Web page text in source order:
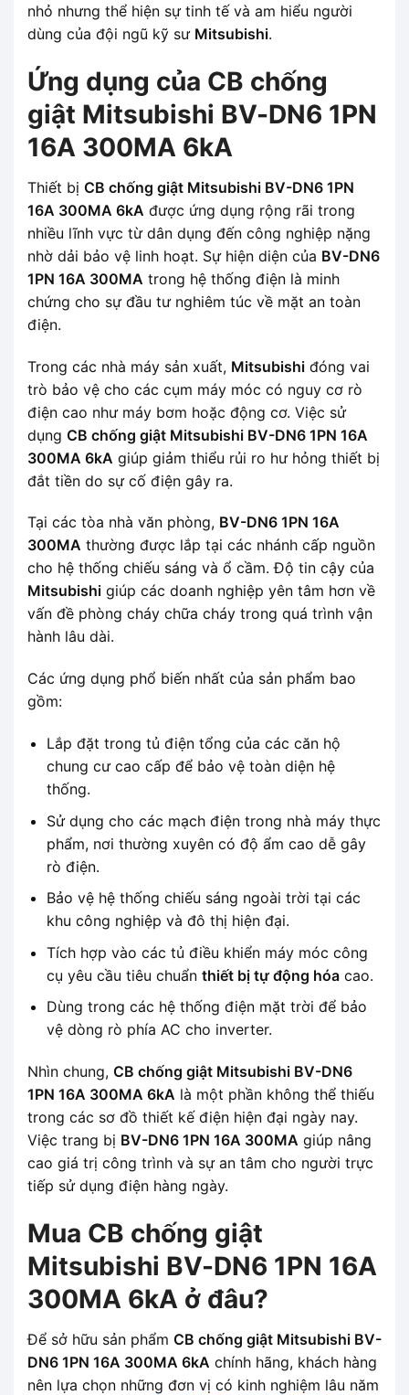
nhỏ nhưng thể hiện sự tinh tế và am hiểu người
dùng của đội ngũ kỹ sư Mitsubishi.
Ứng dụng của CB chống
giật Mitsubishi BV-DN6 1PN
16A 300MA 6kA
Thiết bị CB chống giật Mitsubishi BV-DN6 1PN
16A 300MA 6kA được ứng dụng rộng rãi trong
nhiều lĩnh vực từ dân dụng đến công nghiệp nặng
nhờ dải bảo vệ linh hoạt. Sự hiện diện của BV-DN6
1PN 16A 300MA trong hệ thống điện là minh
chứng cho sự đầu tư nghiêm túc về mặt an toàn
điện.
Trong các nhà máy sản xuất, Mitsubishi đóng vai
trò bảo vệ cho các cụm máy móc có nguy cơ rò
điện cao như máy bơm hoặc động cơ. Việc sử
dụng CB chống giật Mitsubishi BV-DN6 1PN 16A
300MA 6kA giúp giảm thiểu rủi ro hư hỏng thiết bị
đắt tiền do sự cố điện gây ra.
Tại các tòa nhà văn phòng, BV-DN6 1PN 16A
300MA thường được lắp tại các nhánh cấp nguồn
cho hệ thống chiếu sáng và ổ cầm. Độ tin cậy của
Mitsubishi giúp các doanh nghiệp yên tâm hơn về
vấn đề phòng cháy chữa cháy trong quá trình vận
hành lâu dài.
Các ứng dụng phổ biến nhất của sản phẩm bao
gồm:
Lắp đặt trong tủ điện tổng của các căn hộ
chung cư cao cấp để bảo vệ toàn diện hệ
thống.
Sử dụng cho các mạch điện trong nhà máy thực
phẩm, nơi thường xuyên có độ ẩm cao dễ gây
rò điện.
Bảo vệ hệ thống chiếu sáng ngoài trời tại các
khu công nghiệp và đô thị hiện đại.
Tích hợp vào các tủ điều khiển máy móc công
cụ yêu cầu tiêu chuẩn thiết bị tự động hóacao.
Dùng trong các hệ thống điện mặt trời để bảo
vệ dòng rò phía AC cho inverter.
Nhìn chung, CB chống giật Mitsubishi BV-DN6
1PN 16A 300MA 6kA là một phần không thể thiếu
trong các sơ đồ thiết kế điện hiện đại ngày nay.
Việc trang bị BV-DN6 1PN 16A 300MA giúp nâng
cao giá trị công trình và sự an tâm cho người trực
tiếp sử dụng điện hàng ngày.
Mua CB chống giật
Mitsubishi BV-DN6 1PN 16A
300MA 6kA ở đâu?
Để sở hữu sản phẩm CB chống giật Mitsubishi BV-
DN6 1PN 16A 300MA 6kA chính hãng, khách hàng
nên lựa chọn những đơn vị có kinh nghiệm lâu năm